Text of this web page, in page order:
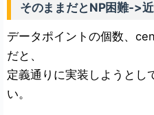
そのままだとNP困難->
データポイントの個数、
だと、
定義通りに実装しようとし
い。